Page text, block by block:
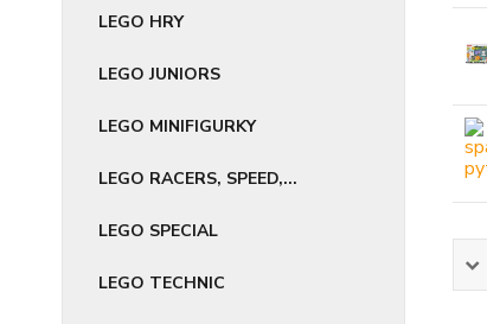
LEGO HRY
LEGO JUNIORS
LEGO MINIFIGURKY
LEGO RACERS, SPEED,...
LEGO SPECIAL
LEGO TECHNIC